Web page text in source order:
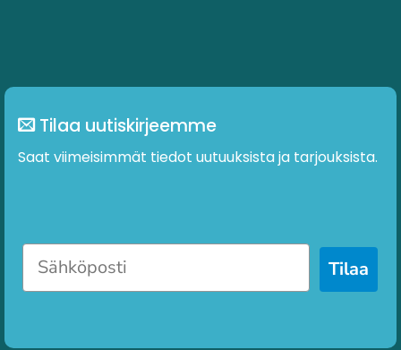
Tilaa uutiskirjeemme
Saat viimeisimmät tiedot uutuuksista ja tarjouksista.
Tilaa